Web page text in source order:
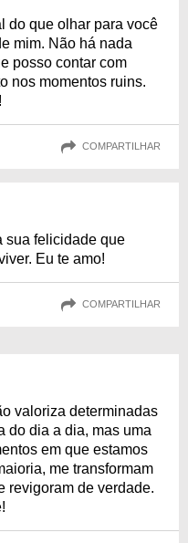
do que olhar para você
mim. Não há nada
posso contar com
nos momentos ruins.
COMPARTILHAR
sua felicidade que
Eu te amo!
COMPARTILHAR
valoriza determinadas
do dia a dia, mas uma
em que estamos
me transformam
revigoram de verdade.